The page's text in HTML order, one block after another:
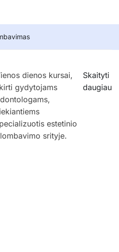
dienos kursai,
gydytojams
estetinio
srityje.
Skaityti
daugiau